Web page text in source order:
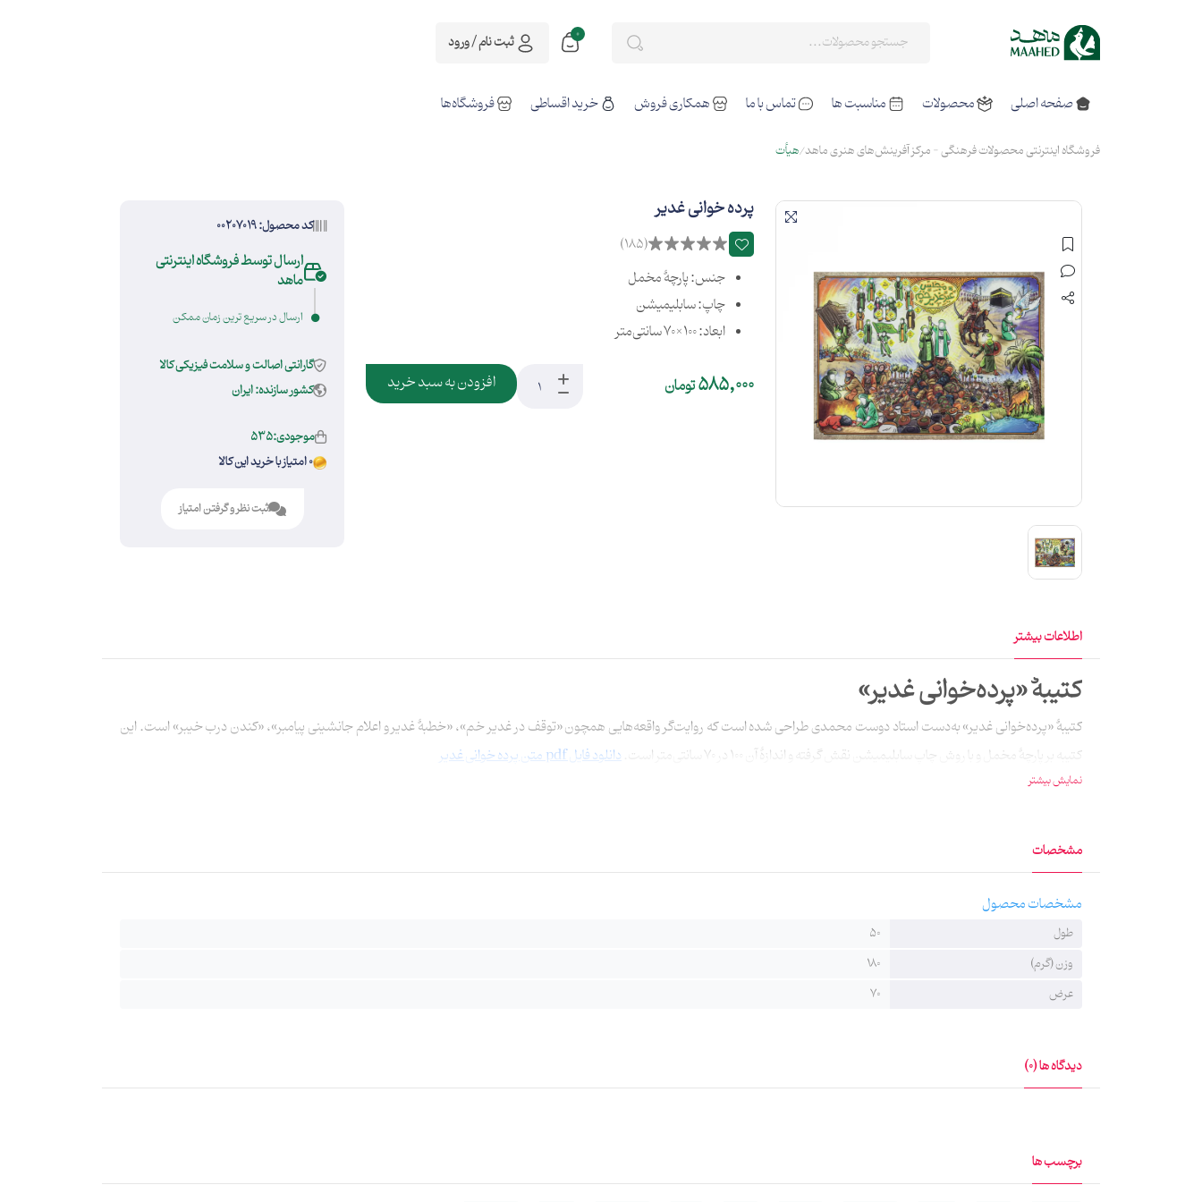
0 ثبت نام / ورود
صفحه اصلی محصولات مناسبت ها تماس با ما همکاری فروش خرید اقساطی فروشگاه‌ها
فروشگاه اینترنتی محصولات فرهنگی - مرکز آفرینش‌های هنری ماهد هیأت
پرده خوانی غدیر
(185)
جنس: پارچهٔ مخمل
چاپ: سابلیمیشن
ابعاد: 100×70 سانتی‌متر
585,000تومان افزودن به سبد خرید
کد محصول: 00207019
ارسال توسط فروشگاه اینترنتی
ماهد
ارسال در سریع ترین زمان ممکن
گارانتی اصالت و سلامت فیزیکی کالا
کشور سازنده: ایران
موجودی:535
0 امتیاز با خرید این کالا
ثبت نظر و گرفتن امتیاز
اطلاعات بیشتر
کتیبهٔ «پرده‌خوانی غدیر»
کتیبهٔ «پرده‌خوانی غدیر» به‌دست استاد دوست محمدی طراحی شده است که روایت‌گر واقعه‌هایی همچون «توقف در غدیر خم»، «خطبهٔ غدیر و اعلام جانشینی پیامبر»، «کندن درب خیبر» است. این
کتیبه بر پارچهٔ مخمل و با روش چاپ سابلیمیشن نقش گرفته و اندازهٔ آن 100 در 70 سانتی‌متر است.
دانلود فایل pdf متن پرده خوانی غدیر
نمایش بیشتر
مشخصات
مشخصات محصول
طول
50
وزن (گرم)
180
عرض
70
دیدگاه ها (0)
برچسب ها